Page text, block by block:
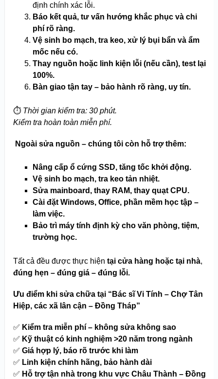
định chính xác lỗi.
Báo kết quả, tư vấn hướng khắc phục và chi
phí rõ ràng.
Vệ sinh bo mạch, tra keo, xử lý bụi bẩn và ẩm
mốc nếu có.
Thay nguồn hoặc linh kiện lỗi (nếu cần), test lại
100%.
Bàn giao tận tay – bảo hành rõ ràng, uy tín.
⏱️ Thời gian kiểm tra: 30 phút.
Kiểm tra hoàn toàn miễn phí.
️ Ngoài sửa nguồn – chúng tôi còn hỗ trợ thêm:
Nâng cấp ổ cứng SSD, tăng tốc khởi động.
Vệ sinh bo mạch, tra keo tản nhiệt.
Sửa mainboard, thay RAM, thay quạt CPU.
Cài đặt Windows, Office, phần mềm học tập –
làm việc.
Bảo trì máy tính định kỳ cho văn phòng, tiệm,
trường học.
Tất cả đều được thực hiện tại cửa hàng hoặc tại nhà,
đúng hẹn – đúng giá – đúng lỗi.
Ưu điểm khi sửa chữa tại “Bác sĩ Vi Tính – Chợ Tân
Hiệp, các xã lân cận – Đồng Tháp”
✅ Kiểm tra miễn phí – không sửa không sao
✅ Kỹ thuật có kinh nghiệm >20 năm trong ngành
✅ Giá hợp lý, báo rõ trước khi làm
✅ Linh kiện chính hãng, bảo hành dài
✅ Hỗ trợ tận nhà trong khu vực Châu Thành – Đồng